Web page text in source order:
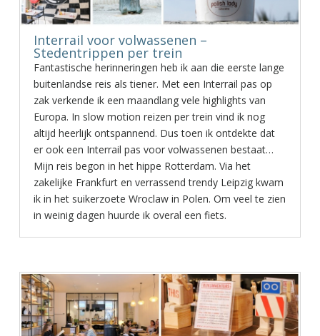
Interrail voor volwassenen –
Stedentrippen per trein
Fantastische herinneringen heb ik aan die eerste lange
buitenlandse reis als tiener. Met een Interrail pas op
zak verkende ik een maandlang vele highlights van
Europa. In slow motion reizen per trein vind ik nog
altijd heerlijk ontspannend. Dus toen ik ontdekte dat
er ook een Interrail pas voor volwassenen bestaat…
Mijn reis begon in het hippe Rotterdam. Via het
zakelijke Frankfurt en verrassend trendy Leipzig kwam
ik in het suikerzoete Wroclaw in Polen. Om veel te zien
in weinig dagen huurde ik overal een fiets.